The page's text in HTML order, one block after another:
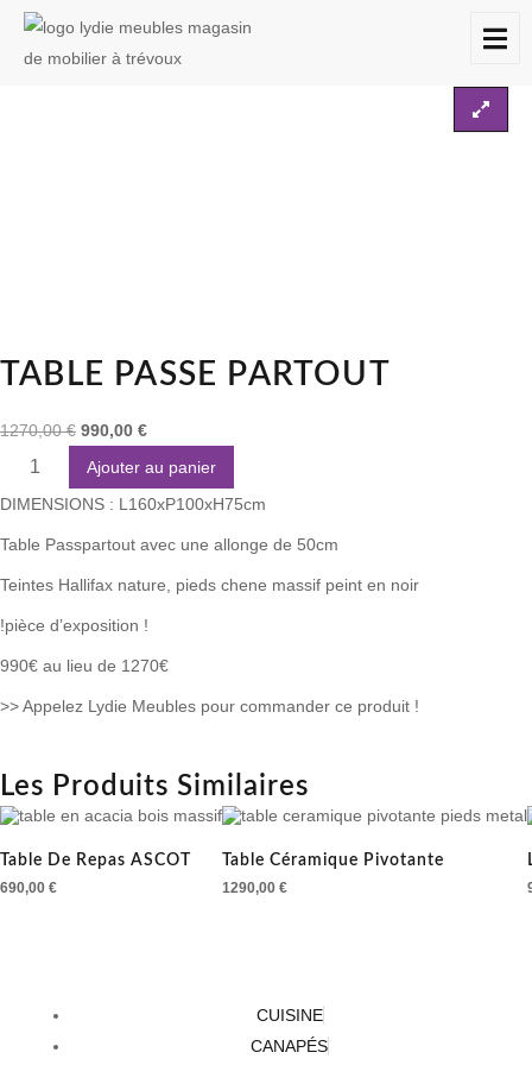
Accueil Non classé Destockages
TABLE PASSE PARTOUT
1270,00€ 990,00 €
Ajouter au panier
DIMENSIONS : L160xP100xH75cm
Table Passpartout avec une allonge de 50cm
Teintes Hallifax nature, pieds chene massif peint en noir
!pièce d’exposition !
990€ au lieu de 1270€
>> Appelez Lydie Meubles pour commander ce produit !
Les Produits Similaires
Table De Repas ASCOT
690,00 €
Table Céramique Pivotante
1290,00 €
CUISINE
CANAPÉS